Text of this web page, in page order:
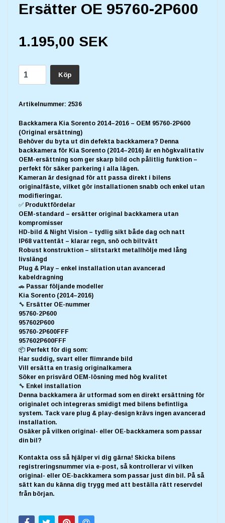
Ersätter OE 95760-2P600
1.195,00 SEK
Köp
Artikelnummer: 2536
Backkamera Kia Sorento 2014–2016 – OEM 95760-2P600
(Original ersättning)
Behöver du byta ut din defekta backkamera? Denna
backkamera för Kia Sorento (2014–2016) är en högkvalitativ
OEM-ersättning som ger skarp bild och pålitlig funktion –
perfekt för säker parkering i alla lägen.
Kameran är designad för att passa direkt i bilens
originalfäste, vilket gör installationen snabb och enkel utan
modifieringar.
✅ Produktfördelar
OEM-standard – ersätter original backkamera utan
kompromisser
HD-bild & Night Vision – tydlig sikt både dag och natt
IP68 vattentät – klarar regn, snö och biltvätt
Robust konstruktion – slitstarkt metallhölje med lång
livslängd
Plug & Play – enkel installation utan avancerad
kabeldragning
🚗 Passar följande modeller
Kia Sorento (2014–2016)
🔧 Ersätter OE-nummer
95760-2P600
957602P600
95760-2P600FFF
957602P600FFF
📦 Perfekt för dig som:
Har suddig, svart eller flimrande bild
Vill ersätta en trasig originalkamera
Söker en prisvärd OEM-lösning med hög kvalitet
🔧 Enkel installation
Denna backkamera är utformad som en direkt ersättning för
originalet och integreras smidigt med bilens befintliga
system. Tack vare plug & play-design krävs ingen avancerad
installation.
Osäker på vilken original- eller OE-backkamera som passar
din bil?
Kontakta oss så hjälper vi dig gärna! Skicka bilens
registreringsnummer via e-post, så kontrollerar vi vilken
original- eller OE-backkamera som passar just din bil. På så
sätt kan du känna dig trygg med att beställa rätt reservdel
från början.